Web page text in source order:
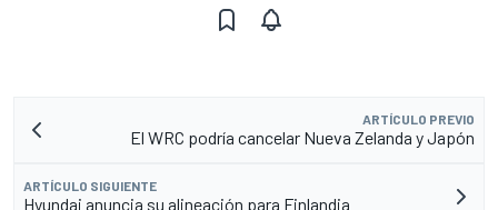
ARTÍCULO PREVIO
El WRC podría cancelar Nueva Zelanda y Japón
ARTÍCULO SIGUIENTE
Hyundai anuncia su alineación para Finlandia